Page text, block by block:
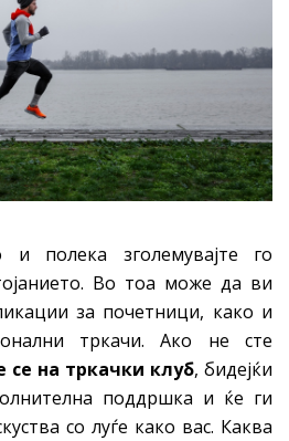
и полека зголемувајте го
Во тоа може да ви
за почетници, како и
тркачи. Ако не сте
се на тркачки клуб, бидејќи
поддршка и ќе ги
со луѓе како вас. Каква